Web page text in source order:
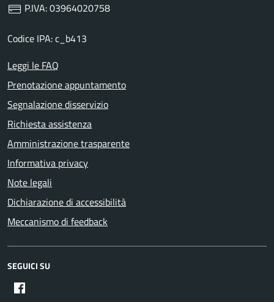
P.IVA: 03964020758
Codice IPA: c_b413
Leggi le FAQ
Prenotazione appuntamento
Segnalazione disservizio
Richiesta assistenza
Amministrazione trasparente
Informativa privacy
Note legali
Dichiarazione di accessibilità
Meccanismo di feedback
SEGUICI SU